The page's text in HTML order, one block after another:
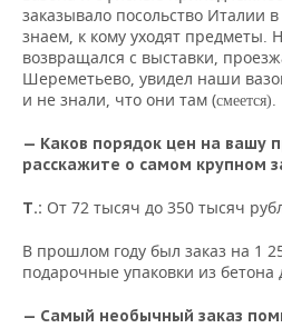
заказывало посольство Италии
знаем, к кому уходят предметы.
возвращался с выставки,
Шереметьево, увидел наши
и не знали, что они там (смеется)
— Каков порядок цен на вашу
расскажите о самом крупном
Т.: От 72 тысяч до 350 тысяч
В прошлом году был заказ на 1
подарочные упаковки из бетона
— Самый необычный заказ